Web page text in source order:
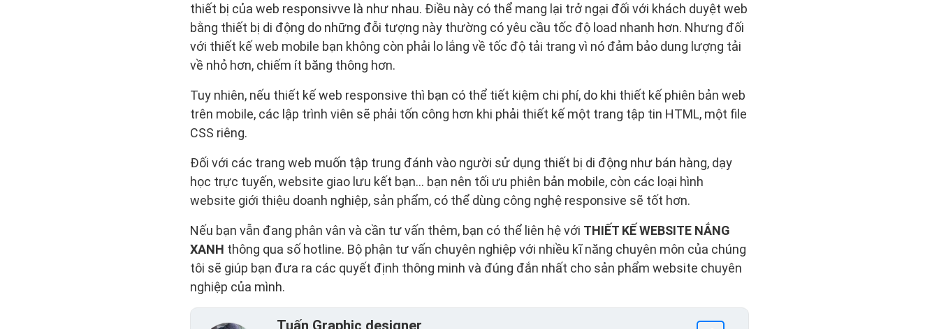
thiết bị của web responsivve là như nhau. Điều này có thể mang lại trở ngại đối với khách duyệt web
bằng thiết bị di động do những đỗi tượng này thường có yêu cầu tốc độ load nhanh hơn. Nhưng đối
với thiết kế web mobile bạn không còn phải lo lắng về tốc độ tải trang vì nó đảm bảo dung lượng tải
về nhỏ hơn, chiếm ít băng thông hơn.
Tuy nhiên, nếu thiết kế web responsive thì bạn có thể tiết kiệm chi phí, do khi thiết kế phiên bản web
trên mobile, các lập trình viên sẽ phải tốn công hơn khi phải thiết kế một trang tập tin HTML, một file
CSS riêng.
Đối với các trang web muốn tập trung đánh vào người sử dụng thiết bị di động như bán hàng, dạy
học trực tuyến, website giao lưu kết bạn… bạn nên tối ưu phiên bản mobile, còn các loại hình
website giới thiệu doanh nghiệp, sản phẩm, có thể dùng công nghệ responsive sẽ tốt hơn.
Nếu bạn vẫn đang phân vân và cần tư vấn thêm, bạn có thể liên hệ với THIẾT KẾ WEBSITE NẮNG
XANH thông qua số hotline. Bộ phận tư vấn chuyên nghiệp với nhiều kĩ năng chuyên môn của chúng
tôi sẽ giúp bạn đưa ra các quyết định thông minh và đúng đắn nhất cho sản phẩm website chuyên
nghiệp của mình.
Tuấn Graphic designer